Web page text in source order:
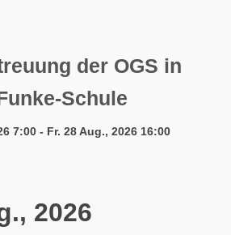
der OGS in
Schule
7:00 - Fr. 28 Aug., 2026 16:00
2026